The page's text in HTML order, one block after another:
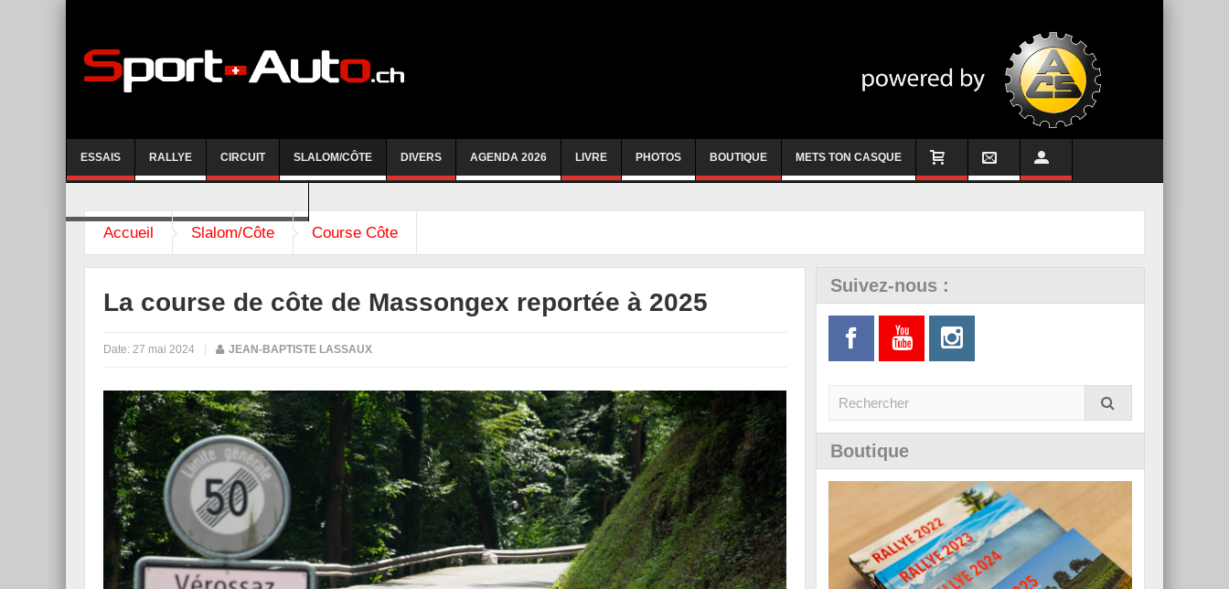
ESSAIS RALLYE CIRCUIT SLALOM/CÔTE DIVERS AGENDA 2026 LIVRE PHOTOS BOUTIQUE METS TON CASQUE
Accueil Slalom/Côte Course Côte
La course de côte de Massongex reportée à 2025
Date: 27 mai 2024 JEAN-BAPTISTE LASSAUX
Suivez-nous :
Boutique